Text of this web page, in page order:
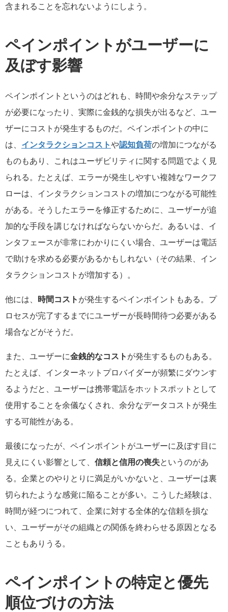
含まれることを忘れないようにしよう。
ペインポイントがユーザーに
及ぼす影響
ペインポイントというのはどれも、時間や余分なステップ
が必要になったり、実際に金銭的な損失が出るなど、ユー
ザーにコストが発生するものだ。ペインポイントの中に
は、 インタラクションコストや認知負荷の増加につながる
ものもあり、これはユーザビリティに関する問題でよく見
られる。たとえば、エラーが発生しやすい複雑なワークフ
ローは、インタラクションコストの増加につながる可能性
がある。そうしたエラーを修正するために、ユーザーが追
加的な手段を講じなければならないからだ。あるいは、イ
ンタフェースが非常にわかりにくい場合、ユーザーは電話
で助けを求める必要があるかもしれない（その結果、イン
タラクションコストが増加する）。
他には、 時間コスト が発生するペインポイントもある。プ
ロセスが完了するまでにユーザーが長時間待つ必要がある
場合などがそうだ。
また、ユーザーに金銭的なコスト が発生するものもある。
たとえば、インターネットプロバイダーが頻繁にダウンす
るようだと、ユーザーは携帯電話をホットスポットとして
使用することを余儀なくされ、余分なデータコストが発生
する可能性がある。
最後になったが、ペインポイントがユーザーに及ぼす目に
見えにくい影響として、 信頼と信用の喪失というのがあ
る。企業とのやりとりに満足がいかないと、ユーザーは裏
切られたような感覚に陥ることが多い。こうした経験は、
時間が経つにつれて、企業に対する全体的な信頼を損な
い、ユーザーがその組織との関係を終わらせる原因となる
こともありうる。
ペインポイントの特定と優先
順位づけの方法